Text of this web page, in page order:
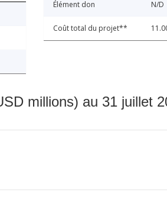
Élément don N/D
Coût total du projet**
millions) au 31 juillet